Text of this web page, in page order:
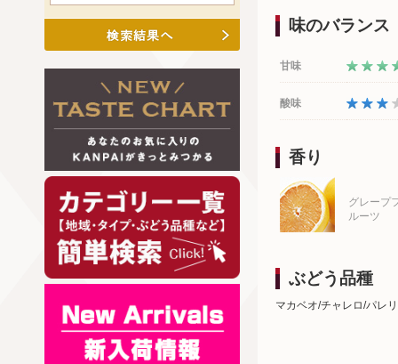
味のバランス
甘味
酸味
香り
グレープ
ルーツ
ぶどう品種
マカベオ/チャレロ/パレ